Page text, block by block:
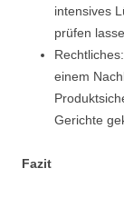
intensives
prüfen
einem
Gerichte
Fazit